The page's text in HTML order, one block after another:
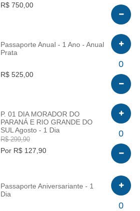
R$ 750,00
Passaporte Anual - 1 Ano - Anual
Prata
R$ 525,00
0
P. 01 DIA MORADOR DO
PARANÁ E RIO GRANDE DO
SUL Agosto - 1 Dia
R$ 299,90
Por R$ 127,90
0
Passaporte Aniversariante - 1
Dia
0